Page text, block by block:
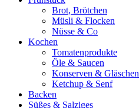
Brot, Brötchen
Müsli & Flocken
Nüsse & Co
Kochen
Tomatenprodukte
Öle & Saucen
Konserven & Gläschen
Ketchup & Senf
Backen
Süßes & Salziges